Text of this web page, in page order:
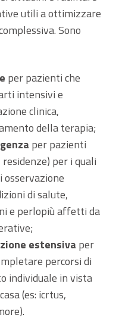
utili a ottimizzare
Sono
per pazienti che
intensivi e
clinica,
della terapia;
per pazienti
per i quali
osservazione
di salute,
e perlopiù affetti da
estensiva per
percorsi di
individuale in vista
(es: icrtus,